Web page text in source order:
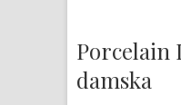
Porcelain
damska